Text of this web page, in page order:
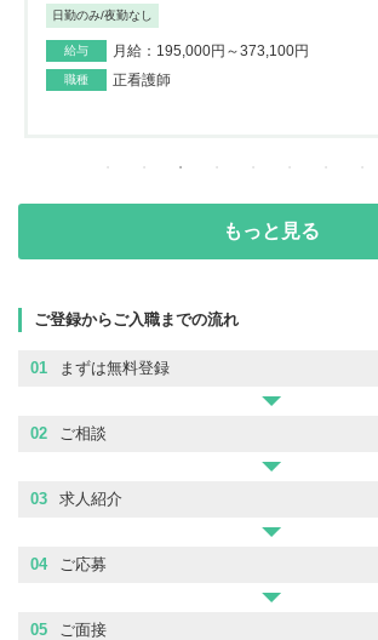
日勤のみ/夜勤なし
給与 月給：195,000円～373,100円
職種 正看護師
もっと見る
ご登録からご入職までの流れ
01 まずは無料登録
02 ご相談
03 求人紹介
04 ご応募
05 ご面接